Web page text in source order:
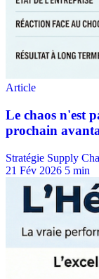
Stratégie Supply
21 Fév 2026 5 min